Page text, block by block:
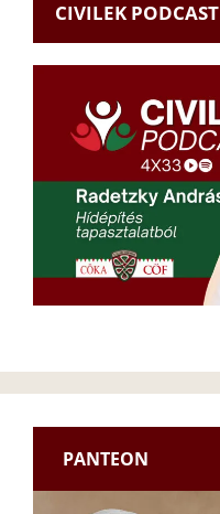
CIVILEK PODCAST
PANTEON